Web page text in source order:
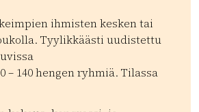
ihmisten kesken tai
Tyylikkäästi uudistettu
– 140 hengen ryhmiä. Tilassa